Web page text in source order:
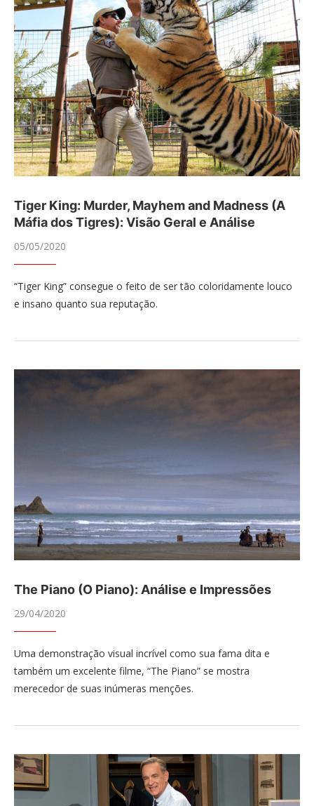
Tiger King: Murder, Mayhem and Madness (A
Máfia dos Tigres): Visão Geral e Análise
05/05/2020
“Tiger King” consegue o feito de ser tão coloridamente louco
e insano quanto sua reputação.
The Piano (O Piano): Análise e Impressões
29/04/2020
Uma demonstração visual incrível como sua fama dita e
também um excelente filme, “The Piano” se mostra
merecedor de suas inúmeras menções.